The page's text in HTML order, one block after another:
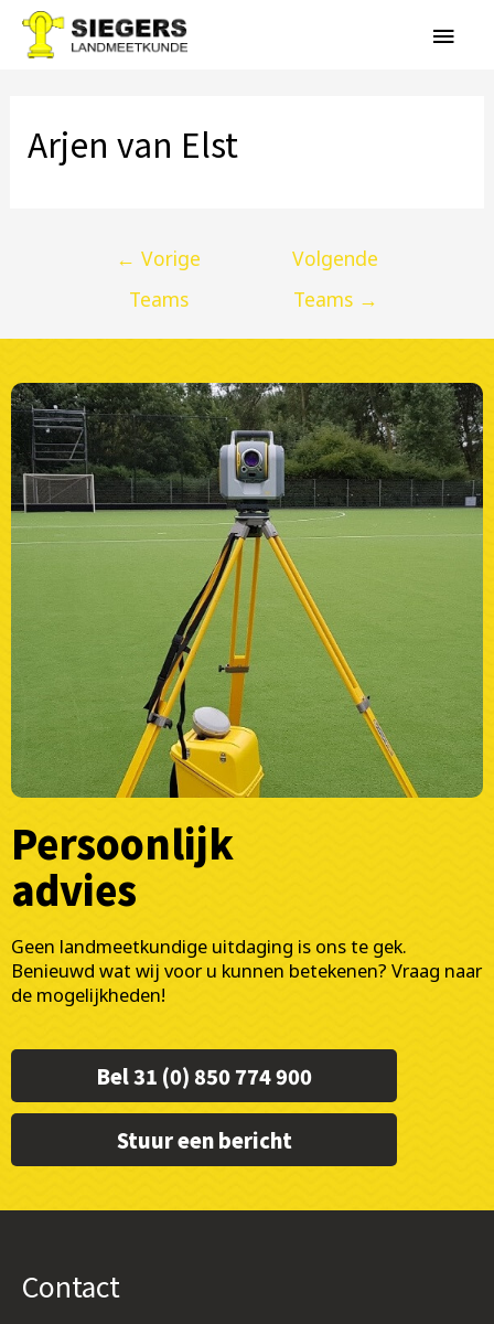
Arjen van Elst
← Vorige
Teams
Volgende
Teams →
Persoonlijk
advies
Geen landmeetkundige uitdaging is ons te gek.
Benieuwd wat wij voor u kunnen betekenen? Vraag naar
de mogelijkheden!
Bel 31 (0) 850 774 900
Stuur een bericht
Contact